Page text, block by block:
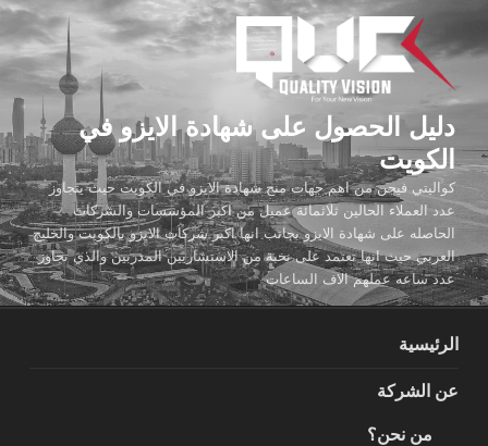
المحتوى
دليل الحصول على شهادة الايزو في
الكويت
كواليتي فيجن من اهم جهات منح شهادة الايزو في الكويت حيث يتجاوز
عدد العملاء الحالين ثلاثمائة عميل من اكبر المؤسسات والشركات
الحاصله على شهادة الايزو بجانب انها اكبر شركات الايزو بالكويت والخليج
العربي حيث انها تعتمد على نخبة من الاستشاريين المدربين والذي تجاوز
عدد ساعه عملهم الاف الساعات
الرئيسية
عن الشركة
من نحن؟